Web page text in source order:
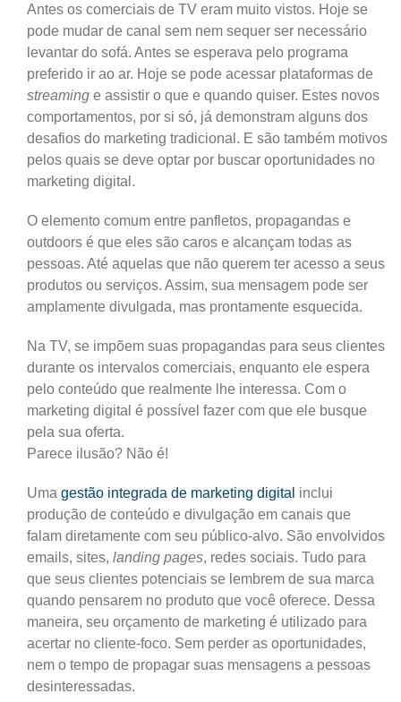
Antes os comerciais de TV eram muito vistos. Hoje se
pode mudar de canal sem nem sequer ser necessário
levantar do sofá. Antes se esperava pelo programa
preferido ir ao ar. Hoje se pode acessar plataformas de
streaming e assistir o que e quando quiser. Estes novos
comportamentos, por si só, já demonstram alguns dos
desafios do marketing tradicional. E são também motivos
pelos quais se deve optar por buscar oportunidades no
marketing digital.
O elemento comum entre panfletos, propagandas e
outdoors é que eles são caros e alcançam todas as
pessoas. Até aquelas que não querem ter acesso a seus
produtos ou serviços. Assim, sua mensagem pode ser
amplamente divulgada, mas prontamente esquecida.
Na TV, se impõem suas propagandas para seus clientes
durante os intervalos comerciais, enquanto ele espera
pelo conteúdo que realmente lhe interessa. Com o
marketing digital é possível fazer com que ele busque
pela sua oferta.
Parece ilusão? Não é!
Uma gestão integrada de marketing digital inclui
produção de conteúdo e divulgação em canais que
falam diretamente com seu público-alvo. São envolvidos
emails, sites, landing pages, redes sociais. Tudo para
que seus clientes potenciais se lembrem de sua marca
quando pensarem no produto que você oferece. Dessa
maneira, seu orçamento de marketing é utilizado para
acertar no cliente-foco. Sem perder as oportunidades,
nem o tempo de propagar suas mensagens a pessoas
desinteressadas.